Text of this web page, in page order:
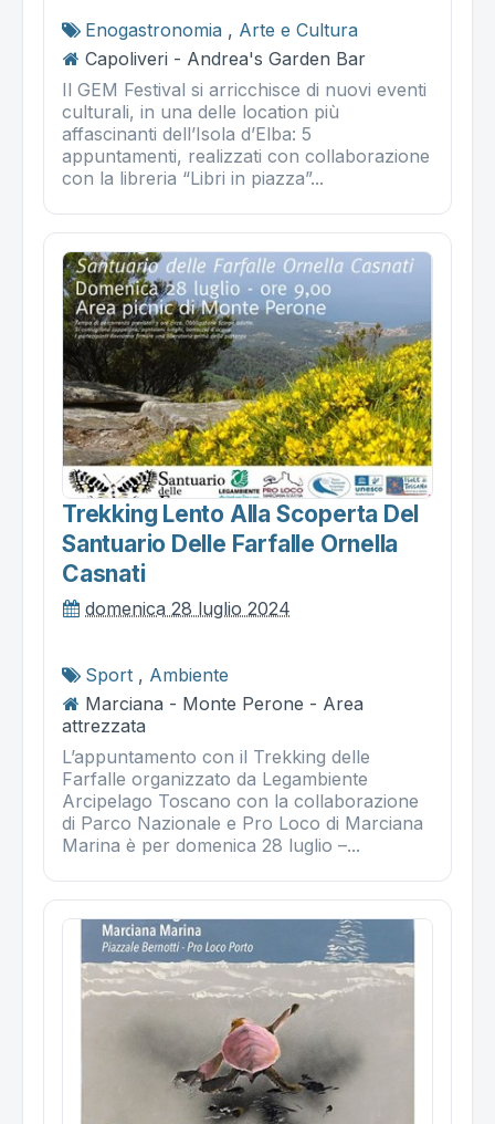
Enogastronomia , Arte e Cultura
Capoliveri - Andrea's Garden Bar
Il GEM Festival si arricchisce di nuovi eventi
culturali, in una delle location più
affascinanti dell’Isola d’Elba: 5
appuntamenti, realizzati con collaborazione
con la libreria “Libri in piazza”...
Trekking Lento Alla Scoperta Del
Santuario Delle Farfalle Ornella
Casnati
domenica 28 luglio 2024
Sport , Ambiente
Marciana - Monte Perone - Area
attrezzata
L’appuntamento con il Trekking delle
Farfalle organizzato da Legambiente
Arcipelago Toscano con la collaborazione
di Parco Nazionale e Pro Loco di Marciana
Marina è per domenica 28 luglio –...